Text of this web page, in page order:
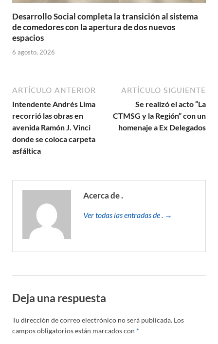
Desarrollo Social completa la transición al sistema
de comedores con la apertura de dos nuevos
espacios
6 agosto, 2026
ARTÍCULO ANTERIOR
Intendente Andrés Lima
recorrió las obras en
avenida Ramón J. Vinci
donde se coloca carpeta
asfáltica
ARTÍCULO SIGUIENTE
Se realizó el acto “La
CTMSG y la Región” con un
homenaje a Ex Delegados
Acerca de .
Ver todas las entradas de . →
Deja una respuesta
Tu dirección de correo electrónico no será publicada. Los
campos obligatorios están marcados con *